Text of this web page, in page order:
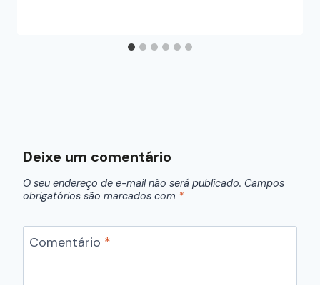
Deixe um comentário
O seu endereço de e-mail não será publicado. Campos
obrigatórios são marcados com *
Comentário *